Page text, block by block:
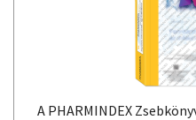
A PHARMINDEX